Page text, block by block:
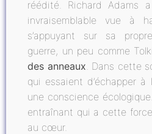
réédité. Richard Adams
invraisemblable vue à
s’appuyant sur sa
guerre, un peu comme
des anneaux. Dans cette
qui essaient d’échapper
une conscience
entraînant qui a cette
au cœur.